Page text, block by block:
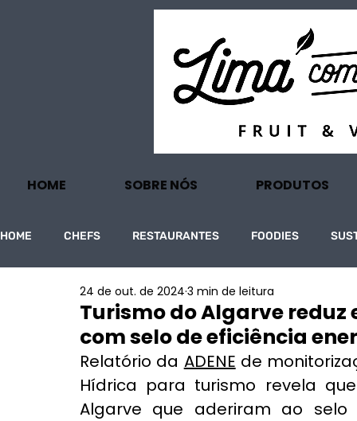
HOME SOBRE NÓS PRODUTOS
HOME CHEFS RESTAURANTES FOODIES
PROJECTOS TURISMO ECONOMIA
Turismo do Algarve reduz
com selo de eficiência
24 de out. de 2024 3 min de leitura
Relatório da ADENE de
Hídrica para turismo revela
Algarve que aderiram ao selo